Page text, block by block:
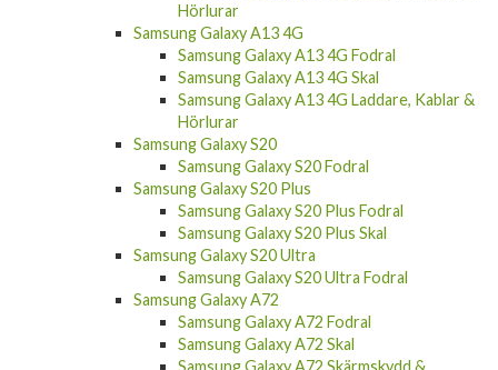
Hörlurar
Samsung Galaxy A13 4G
Samsung Galaxy A13 4G Fodral
Samsung Galaxy A13 4G Skal
Samsung Galaxy A13 4G Laddare, Kablar &
Hörlurar
Samsung Galaxy S20
Samsung Galaxy S20 Fodral
Samsung Galaxy S20 Plus
Samsung Galaxy S20 Plus Fodral
Samsung Galaxy S20 Plus Skal
Samsung Galaxy S20 Ultra
Samsung Galaxy S20 Ultra Fodral
Samsung Galaxy A72
Samsung Galaxy A72 Fodral
Samsung Galaxy A72 Skal